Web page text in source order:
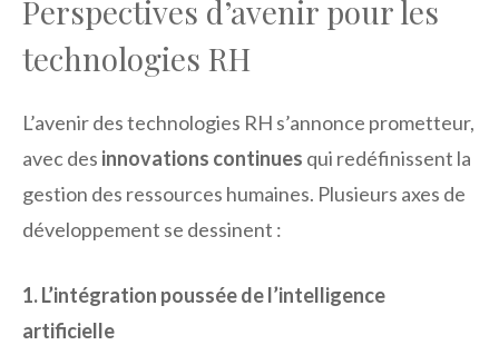
Perspectives d’avenir pour les
technologies RH
L’avenir des technologies RH s’annonce prometteur,
avec des innovations continues qui redéfinissent la
gestion des ressources humaines. Plusieurs axes de
développement se dessinent :
1. L’intégration poussée de l’intelligence
artificielle